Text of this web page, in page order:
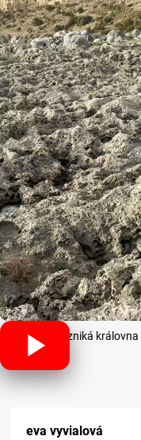
Jak vzniká královna
eva vyvialová